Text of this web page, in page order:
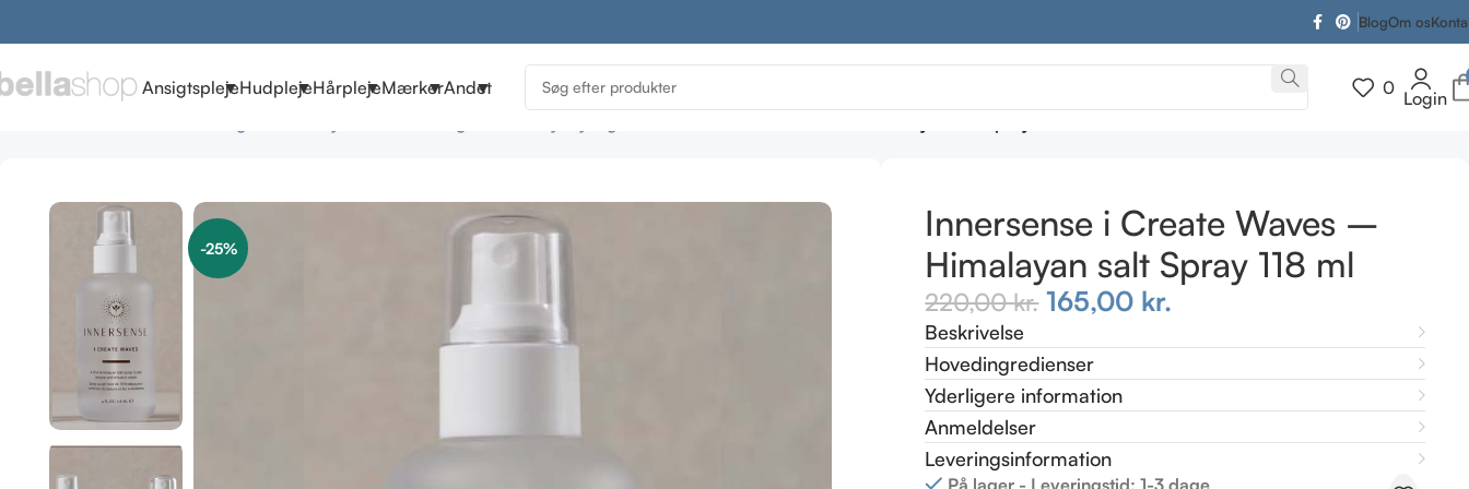
BlogOm os
AnsigtsplejeHudplejeHårplejeMærkerAndet 0 Login
-25%
Innersense i Create Waves –
Himalayan salt Spray 118 ml
220,00kr. 165,00 kr.
Beskrivelse
Hovedingredienser
Yderligere information
Anmeldelser
Leveringsinformation
På lager - Leveringstid: 1-3 dage